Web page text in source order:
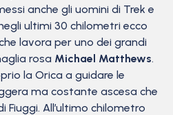
anche gli uomini di Trek e
ultimi 30 chilometri ecco
lavora per uno dei grandi
rosa Michael Matthews.
la Orica a guidare le
ma costante ascesa che
All’ultimo chilometro